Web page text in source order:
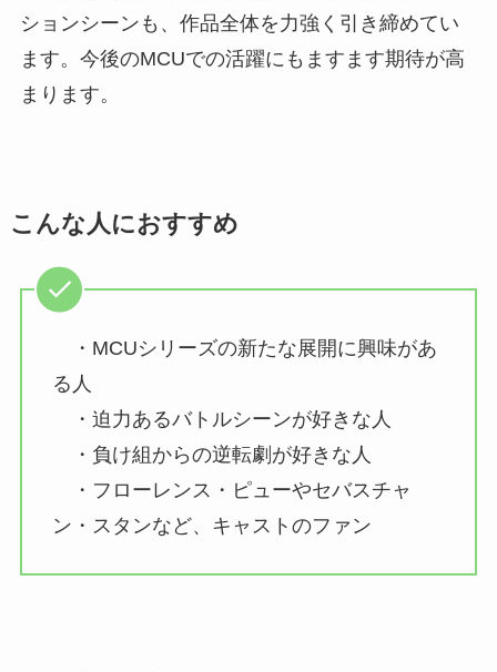
ションシーンも、作品全体を力強く引き締めてい
ます。今後のMCUでの活躍にもますます期待が高
まります。
こんな人におすすめ
・MCUシリーズの新たな展開に興味があ
る人
・迫力あるバトルシーンが好きな人
・負け組からの逆転劇が好きな人
・フローレンス・ピューやセバスチャ
ン・スタンなど、キャストのファン